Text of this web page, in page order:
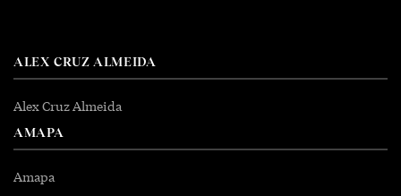
ALEX CRUZ ALMEIDA
Alex Cruz Almeida
AMAPA
Amapa